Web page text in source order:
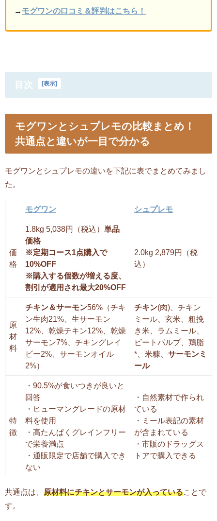
→ モグワンの口コミ＆評判はこちら！
目次 表示
モグワンとシュプレモの比較まとめ！
共通点と違いが一目で分かる
モグワンとシュプレモの違いを下記に表でまとめてみまし
た。
モグワン シュプレモ
価
格
1.8kg 5,038円（税込） 単品
価格
※定期コース1点購入で
10%OFF
※購入する個数が増える度、
割引が適用され最大20%OFF
2.0kg 2,879円（税
込）
原
材
料
チキン＆サーモン56%（チキ
ン生肉21%、生サーモン
12%、乾燥チキン12%、乾燥
サーモン7%、チキングレイ
ビー2%、サーモンオイル
2%）
チキン(肉)、チキン
ミール、玄米、粗挽
き米、ラムミール、
ビートパルプ、鶏脂
*、米糠、 サーモンミ
ール
特
徴
・90.5%が食いつきが良いと
回答
・ヒューマングレードの原材
料を使用
・高たんぱくグレインフリー
で栄養満点
・通販限定で店舗で購入でき
ない
・自然素材で作られ
ている
・ミール表記の素材
が含まれている
・市販のドラッグス
トアで購入できる
共通点は、 原材料にチキンとサーモンが入っていることで
す。